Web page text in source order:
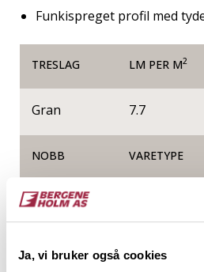
Ja, vi bruker også cookies
Funkispreget profil med
TRESLAG LM PER M2
Gran 7.7
NOBB VARETYPE
50507743
Produktinformasjon